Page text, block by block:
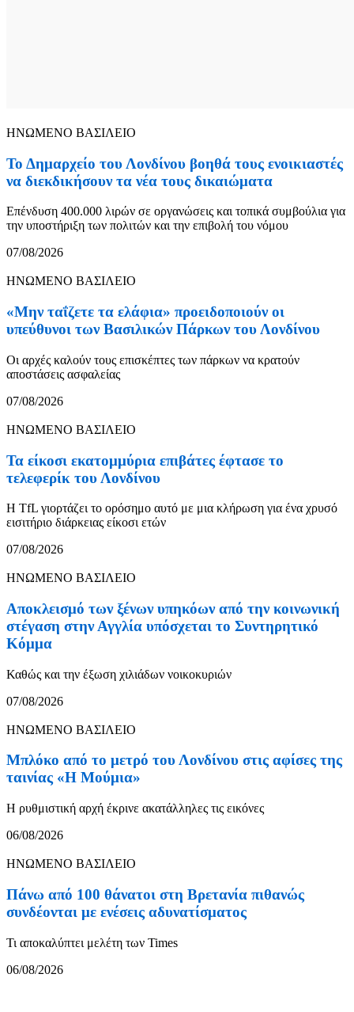
ΗΝΩΜΕΝΟ ΒΑΣΙΛΕΙΟ
Το Δημαρχείο του Λονδίνου βοηθά τους ενοικιαστές
να διεκδικήσουν τα νέα τους δικαιώματα
Επένδυση 400.000 λιρών σε οργανώσεις και τοπικά συμβούλια για
την υποστήριξη των πολιτών και την επιβολή του νόμου
07/08/2026
ΗΝΩΜΕΝΟ ΒΑΣΙΛΕΙΟ
«Μην ταΐζετε τα ελάφια» προειδοποιούν οι
υπεύθυνοι των Βασιλικών Πάρκων του Λονδίνου
Οι αρχές καλούν τους επισκέπτες των πάρκων να κρατούν
αποστάσεις ασφαλείας
07/08/2026
ΗΝΩΜΕΝΟ ΒΑΣΙΛΕΙΟ
Τα είκοσι εκατομμύρια επιβάτες έφτασε το
τελεφερίκ του Λονδίνου
Η TfL γιορτάζει το ορόσημο αυτό με μια κλήρωση για ένα χρυσό
εισιτήριο διάρκειας είκοσι ετών
07/08/2026
ΗΝΩΜΕΝΟ ΒΑΣΙΛΕΙΟ
Αποκλεισμό των ξένων υπηκόων από την κοινωνική
στέγαση στην Αγγλία υπόσχεται το Συντηρητικό
Κόμμα
Καθώς και την έξωση χιλιάδων νοικοκυριών
07/08/2026
ΗΝΩΜΕΝΟ ΒΑΣΙΛΕΙΟ
Μπλόκο από το μετρό του Λονδίνου στις αφίσες της
ταινίας «Η Μούμια»
Η ρυθμιστική αρχή έκρινε ακατάλληλες τις εικόνες
06/08/2026
ΗΝΩΜΕΝΟ ΒΑΣΙΛΕΙΟ
Πάνω από 100 θάνατοι στη Βρετανία πιθανώς
συνδέονται με ενέσεις αδυνατίσματος
Τι αποκαλύπτει μελέτη των Times
06/08/2026